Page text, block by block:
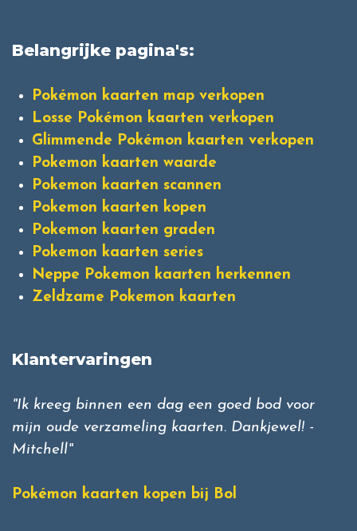
Belangrijke pagina's:
Pokémon kaarten map verkopen
Losse Pokémon kaarten verkopen
Glimmende Pokémon kaarten verkopen
Pokemon kaarten waarde
Pokemon kaarten scannen
Pokemon kaarten kopen
Pokemon kaarten graden
Pokemon kaarten series
Neppe Pokemon kaarten herkennen
Zeldzame Pokemon kaarten
Klantervaringen
"Ik kreeg binnen een dag een goed bod voor
mijn oude verzameling kaarten. Dankjewel! -
Mitchell"
Pokémon kaarten kopen bij Bol